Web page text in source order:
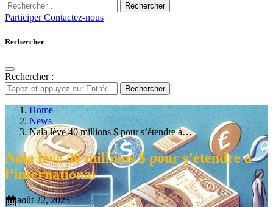
Rechercher
ParticiperContactez-nous
Rechercher
Rechercher :
Rechercher
Home
News
Nala lève 40 millions $ pour s’étendre à…
Nala lève 40 millions $ pour s’étendre à
l’international
août 22, 2025